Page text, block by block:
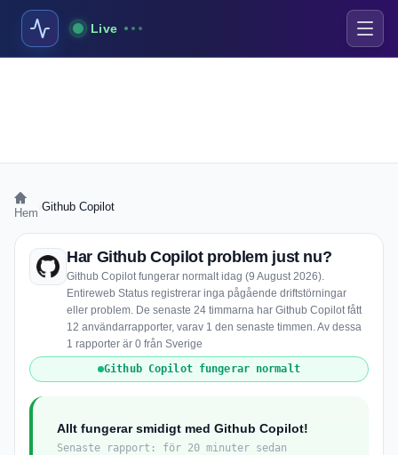
Live
Hem Github Copilot
Har Github Copilot problem just nu?
Github Copilot fungerar normalt idag (9 August 2026).
Entireweb Status registrerar inga pågående driftstörningar
eller problem. De senaste 24 timmarna har Github Copilot fått
12 användarrapporter, varav 1 den senaste timmen. Av dessa
1 rapporter är 0 från Sverige
Github Copilot fungerar normalt
Allt fungerar smidigt med Github Copilot!
Senaste rapport: för 20 minuter sedan